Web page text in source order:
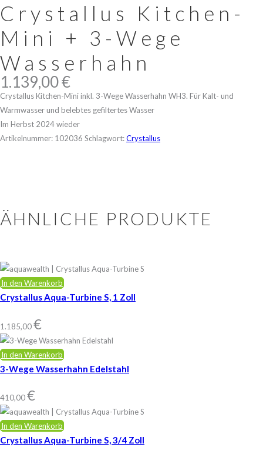
Crystallus Kitchen-
Mini + 3-Wege
Wasserhahn
1.139,00€
Crystallus Kitchen-Mini inkl. 3-Wege Wasserhahn WH3. Für Kalt- und
Warmwasser und belebtes gefiltertes Wasser
Im Herbst 2024 wieder
Artikelnummer: 102036 Schlagwort:Crystallus
ÄHNLICHE PRODUKTE
In den Warenkorb
Crystallus Aqua-Turbine S, 1 Zoll
1.185,00€
In den Warenkorb
3-Wege Wasserhahn Edelstahl
410,00€
In den Warenkorb
Crystallus Aqua-Turbine S, 3/4 Zoll